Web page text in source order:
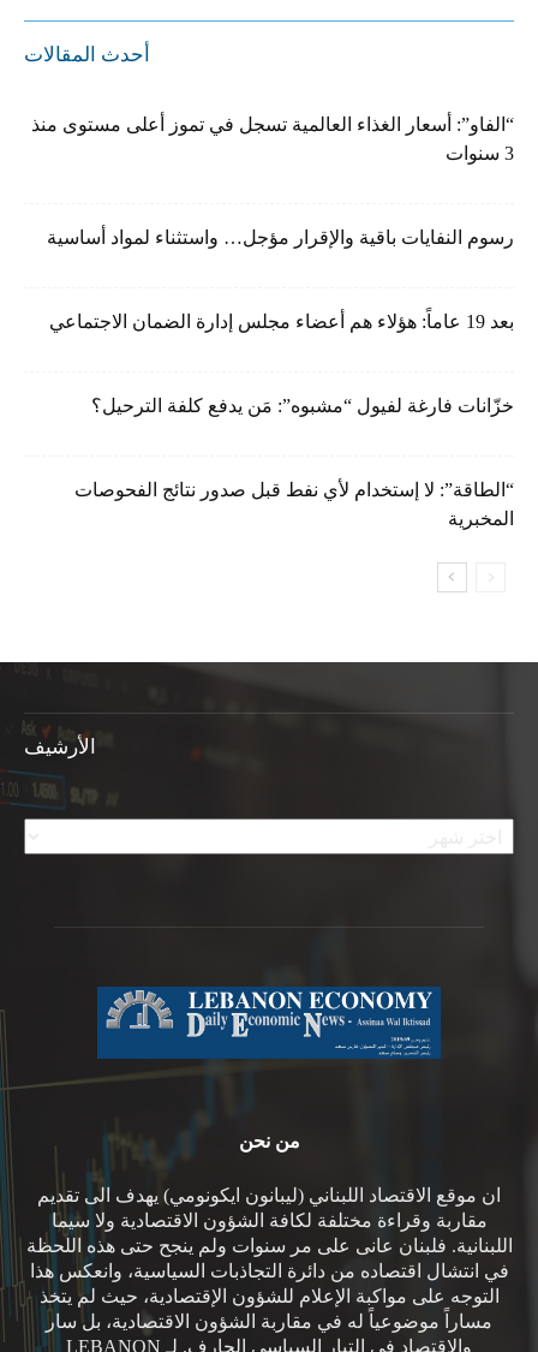
أحدث المقالات
“الفاو”: أسعار الغذاء العالمية تسجل في تموز أعلى مستوى منذ
3 سنوات
رسوم النفايات باقية والإقرار مؤجل… واستثناء لمواد أساسية
بعد 19 عاماً: هؤلاء هم أعضاء مجلس إدارة الضمان الاجتماعي
خزّانات فارغة لفيول “مشبوه”: مَن يدفع كلفة الترحيل؟
“الطاقة”: لا إستخدام لأي نفط قبل صدور نتائج الفحوصات
المخبرية
الأرشيف
الأرشيف
من نحن
ان موقع الاقتصاد اللبناني (ليبانون ايكونومي) يهدف الى تقديم
مقاربة وقراءة مختلفة لكافة الشؤون الاقتصادية ولا سيما
اللبنانية. فلبنان عانى على مر سنوات ولم ينجح حتى هذه اللحظة
في انتشال اقتصاده من دائرة التجاذبات السياسية، وانعكس هذا
التوجه على مواكبة الإعلام للشؤون الإقتصادية، حيث لم يتخذ
مساراً موضوعياً له في مقاربة الشؤون الاقتصادية، بل سار
والاقتصاد في التيار السياسي الجارف. لـ LEBANON